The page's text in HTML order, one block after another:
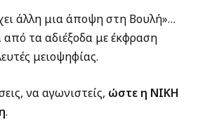
άλλη μια άποψη στη Βουλή»…
από τα αδιέξοδα με έκφραση
μειοψηφίας.
να αγωνιστείς, ώστε η ΝΙΚΗ
.